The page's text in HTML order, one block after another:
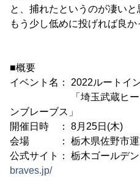
と、捕れたというのが凄い
もう少し低めに投げれば良か
■概要
イベント名： 2022ルートイ
「埼玉武蔵ヒートベ
ンブレーブス」
開催日時 ： 8月25日(木)
会場 ： 栃木県佐野市運
公式サイト： 栃木ゴールデ
braves.jp/